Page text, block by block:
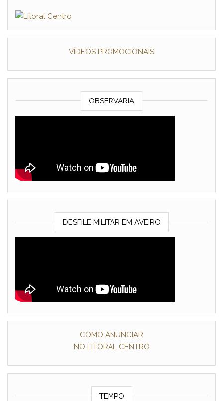
VÍDEOS PROMOCIONAIS
OBSERVARIA
DESFILE MILITAR EM AVEIRO
COMO ANUNCIAR
NO LITORAL CENTRO
TEMPO